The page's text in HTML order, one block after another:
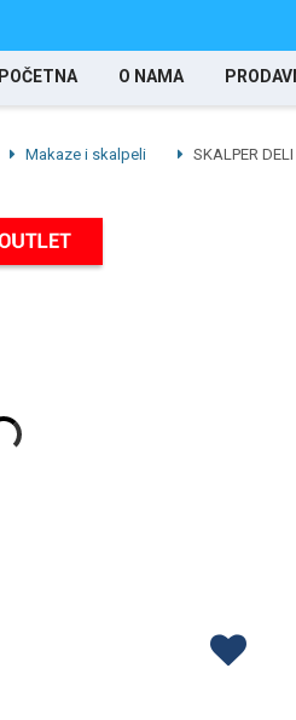
POČETNA O NAMA
Makaze i skalpeli SKALPER